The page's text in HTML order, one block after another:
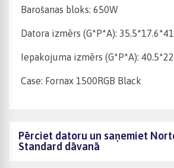
Barošanas bloks: 650W
Datora izmērs (G*P*A): 35.5*17.6*41
Iepakojuma izmērs (G*P*A):
Case: Fornax 1500RGB Black
Pērciet datoru un saņemiet
Standard dāvanā